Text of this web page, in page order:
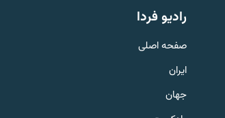
English
به ما بپیوندید
رادیو فردا
صفحه اصلی
ایران
جهان